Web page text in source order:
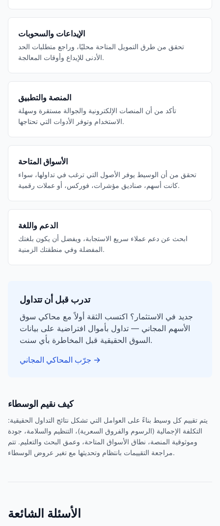
الإيداعات والسحوبات
تحقق من طرق التمويل المتاحة محليًا، وراجع متطلبات الحد
الأدنى للإيداع وأوقات المعالجة.
المنصة والتطبيق
تأكد من أن المنصات الإلكترونية والجوالة مستقرة وسهلة
الاستخدام وتوفر الأدوات التي تحتاجها.
الأسواق المتاحة
تحقق من أن الوسيط يوفر الأصول التي ترغب في تداولها، سواء
كانت أسهم، صناديق مؤشرات، فوركس، أو عملات رقمية.
الدعم واللغة
ابحث عن دعم عملاء سريع الاستجابة، ويفضل أن يكون بلغتك
المفضلة وفي منطقتك الزمنية.
تدرب قبل أن تتداول
جديد في الاستثمار؟ اكتسب الثقة أولاً مع محاكي سوق
الأسهم المجاني — تداول بأموال افتراضية على بيانات
السوق الحقيقية قبل المخاطرة بأي سنت.
جرّب المحاكي المجاني →
كيف نقيم الوسطاء
يتم تقييم كل وسيط بناءً على العوامل التي تشكل نتائج التداول الحقيقية:
التكلفة الإجمالية (الرسوم والفروق السعرية)، التنظيم والسلامة، جودة
وموثوقية المنصة، نطاق الأسواق المتاحة، وعمق البحث والتعليم. تتم
مراجعة التقييمات بانتظام وتحديثها مع تغير عروض الوسطاء.
الأسئلة الشائعة